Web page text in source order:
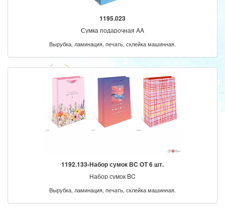
1195.023
Сумка подарочная AA
Вырубка, ламинация, печать, склейка машинная.
1192.133-Набор сумок ВС ОТ 6 шт.
Набор сумок BC
Вырубка, ламинация, печать, склейка машинная.